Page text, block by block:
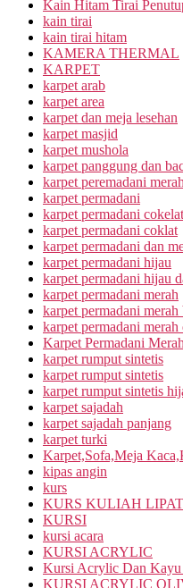
Kain Hitam Tirai
kain tirai
kain tirai hitam
KAMERA THERMAL
KARPET
karpet arab
karpet area
karpet dan meja lesehan
karpet masjid
karpet mushola
karpet panggung dan
karpet peremadani merah
karpet permadani
karpet permadani
karpet permadani coklat
karpet permadani dan
karpet permadani hijau
karpet permadani hijau
karpet permadani merah
karpet permadani
karpet permadani merah
Karpet Permadani
karpet rumput sintetis
karpet rumput sintetis
karpet rumput sintetis
karpet sajadah
karpet sajadah panjang
karpet turki
Karpet,Sofa,Meja
kipas angin
kurs
KURS KULIAH
KURSI
kursi acara
KURSI ACRYLIC
Kursi Acrylic Dan
KURSI ACRYLIC